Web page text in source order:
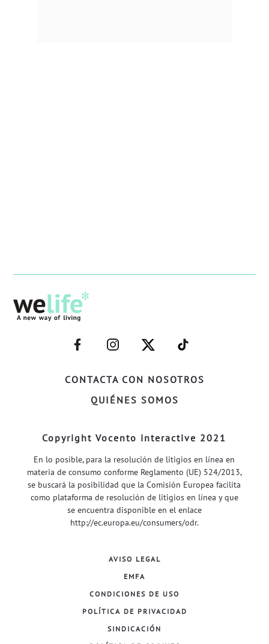
CONTACTA CON NOSOTROS
QUIÉNES SOMOS
–
FACEBOOK–
–
INSTAGRAM–
–
TWITTER–
–
WELIFE–
Copyright Vocento interactive 2021
En lo posible, para la resolución de litigios en línea en
materia de consumo conforme Reglamento (UE) 524/2013,
se buscará la posibilidad que la Comisión Europea facilita
como plataforma de resolución de litigios en línea y que
se encuentra disponible en el enlace
http://ec.europa.eu/consumers/odr.
AVISO LEGAL
EMFA
CONDICIONES DE USO
POLÍTICA DE PRIVACIDAD
SINDICACIÓN